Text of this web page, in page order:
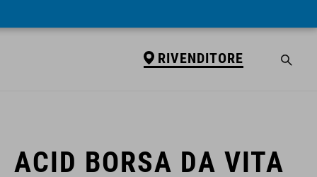
RIVENDITORE
ACID BORSA DA VITA